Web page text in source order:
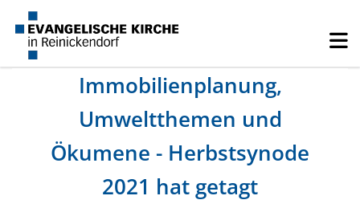
Immobilienplanung,
Umweltthemen und
Ökumene - Herbstsynode
2021 hat getagt